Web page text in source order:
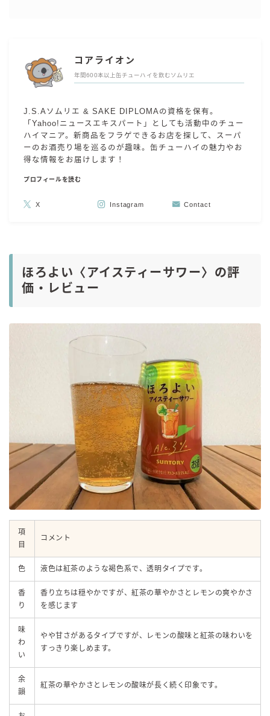
コアライオン
年間600本以上缶チューハイを飲むソムリエ
J.S.Aソムリエ & SAKE DIPLOMAの資格を保有。
「Yahoo!ニュースエキスパート」としても活動中のチュー
ハイマニア。新商品をフラゲできるお店を探して、スーパ
ーのお酒売り場を巡るのが趣味。缶チューハイの魅力やお
得な情報をお届けします！
プロフィールを読む
X Instagram Contact
ほろよい〈アイスティーサワー〉の評
価・レビュー
項
目
コメント
色 液色は紅茶のような褐色系で、透明タイプです。
香
り
香り立ちは穏やかですが、紅茶の華やかさとレモンの爽やかさ
を感じます
味
わ
い
やや甘さがあるタイプですが、レモンの酸味と紅茶の味わいを
すっきり楽しめます。
余
韻
紅茶の華やかさとレモンの酸味が長く続く印象です。